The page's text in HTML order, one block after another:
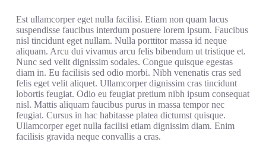
Est ullamcorper eget nulla facilisi. Etiam non quam lacus
suspendisse faucibus interdum posuere lorem ipsum. Faucibus
nisl tincidunt eget nullam. Nulla porttitor massa id neque
aliquam. Arcu dui vivamus arcu felis bibendum ut tristique et.
Nunc sed velit dignissim sodales. Congue quisque egestas
diam in. Eu facilisis sed odio morbi. Nibh venenatis cras sed
felis eget velit aliquet. Ullamcorper dignissim cras tincidunt
lobortis feugiat. Odio eu feugiat pretium nibh ipsum consequat
nisl. Mattis aliquam faucibus purus in massa tempor nec
feugiat. Cursus in hac habitasse platea dictumst quisque.
Ullamcorper eget nulla facilisi etiam dignissim diam. Enim
facilisis gravida neque convallis a cras.